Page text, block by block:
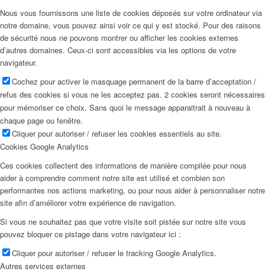
Nous vous fournissons une liste de cookies déposés sur votre ordinateur via
notre domaine, vous pouvez ainsi voir ce qui y est stocké. Pour des raisons
de sécurité nous ne pouvons montrer ou afficher les cookies externes
d’autres domaines. Ceux-ci sont accessibles via les options de votre
navigateur.
Cochez pour activer le masquage permanent de la barre d’acceptation /
refus des cookies si vous ne les acceptez pas. 2 cookies seront nécessaires
pour mémoriser ce choix. Sans quoi le message apparaitrait à nouveau à
chaque page ou fenêtre.
Cliquer pour autoriser / refuser les cookies essentiels au site.
Cookies Google Analytics
Ces cookies collectent des informations de manière compilée pour nous
aider à comprendre comment notre site est utilisé et combien son
performantes nos actions marketing, ou pour nous aider à personnaliser notre
site afin d’améliorer votre expérience de navigation.
Si vous ne souhaitez pas que votre visite soit pistée sur notre site vous
pouvez bloquer ce pistage dans votre navigateur ici :
Cliquer pour autoriser / refuser le tracking Google Analytics.
Autres services externes